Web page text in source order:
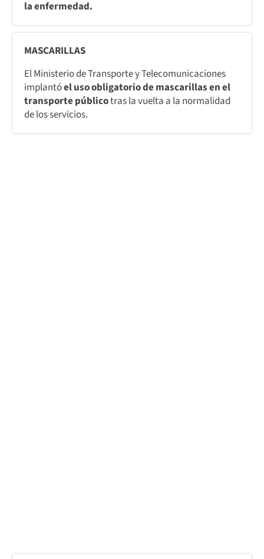
la enfermedad.
MASCARILLAS
El Ministerio de Transporte y Telecomunicaciones
implantóel uso obligatorio de mascarillas en el
transporte públicotras la vuelta a la normalidad
de los servicios.